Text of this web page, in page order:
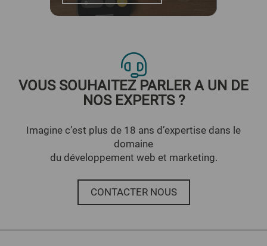
VOUS SOUHAITEZ PARLER A UN DE
NOS EXPERTS ?
Imagine c’est plus de 18 ans d’expertise dans le
domaine
du développement web et marketing.
CONTACTER NOUS